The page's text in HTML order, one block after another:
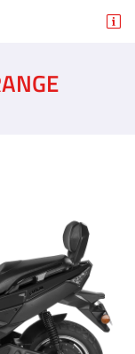

commerciales à
à tout moment en